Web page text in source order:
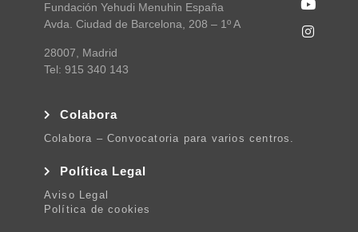
Fundación Yehudi Menuhin España
Avda. Ciudad de Barcelona, 208 – 1º A
28007, Madrid
Tel: 915 340 143
Colabora
Colabora – Convocatoria para varios centros.
Política Legal
Aviso Legal
Política de cookies